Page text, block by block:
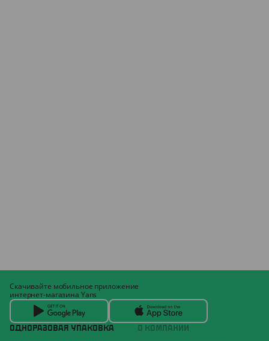
ОДНОРАЗОВАЯ УПАКОВКА О КОМПАНИИ
Скачивайте мобильное приложение
интернет-магазина Yans